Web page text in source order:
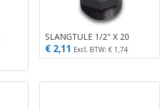
SLANGTULE 1/2" X 20
€ 2,11 Excl. BTW: € 1,74